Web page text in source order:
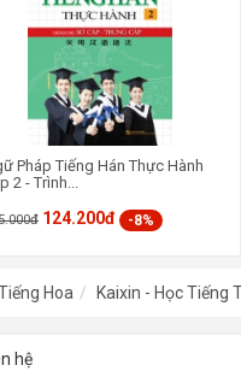
Pháp Tiếng Hán Thực Hành
2 - Trình...
124.200đ -8%
Hoa Kaixin - Học Tiếng
hệ